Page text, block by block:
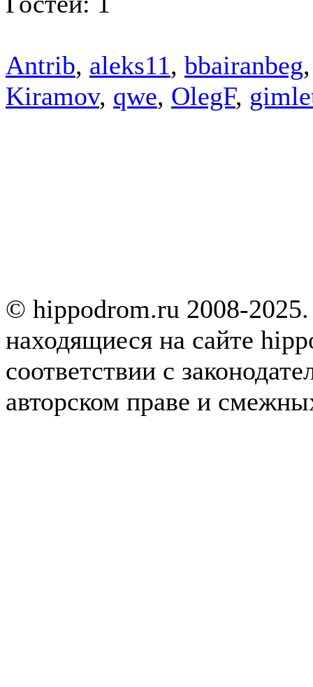
Antrib, aleks11, bbairanbeg
Kiramov, qwe, OlegF,
© hippodrom.ru 2008-
находящиеся на сайте
соответствии с
авторском праве и